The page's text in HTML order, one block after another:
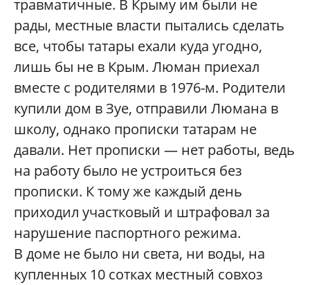
травматичные. В Крыму им были не
рады, местные власти пытались сделать
все, чтобы татары ехали куда угодно,
лишь бы не в Крым. Люман приехал
вместе с родителями в 1976-м. Родители
купили дом в Зуе, отправили Люмана в
школу, однако прописки татарам не
давали. Нет прописки — нет работы, ведь
на работу было не устроиться без
прописки. К тому же каждый день
приходил участковый и штрафовал за
нарушение паспортного режима.
В доме не было ни света, ни воды, на
купленных 10 сотках местный совхоз